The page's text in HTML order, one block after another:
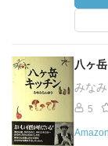
八ヶ
みな
5